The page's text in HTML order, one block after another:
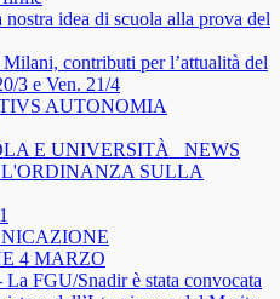
idea di scuola alla prova del
contributi per l’attualità del
3 e Ven. 21/4
AUTONOMIA
E UNIVERSITÀ _NEWS
L'ORDINANZA SULLA
4 MARZO
FGU/Snadir è stata convocata